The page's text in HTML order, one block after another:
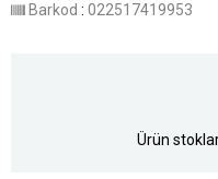
Barkod : 022517419953
Ürün